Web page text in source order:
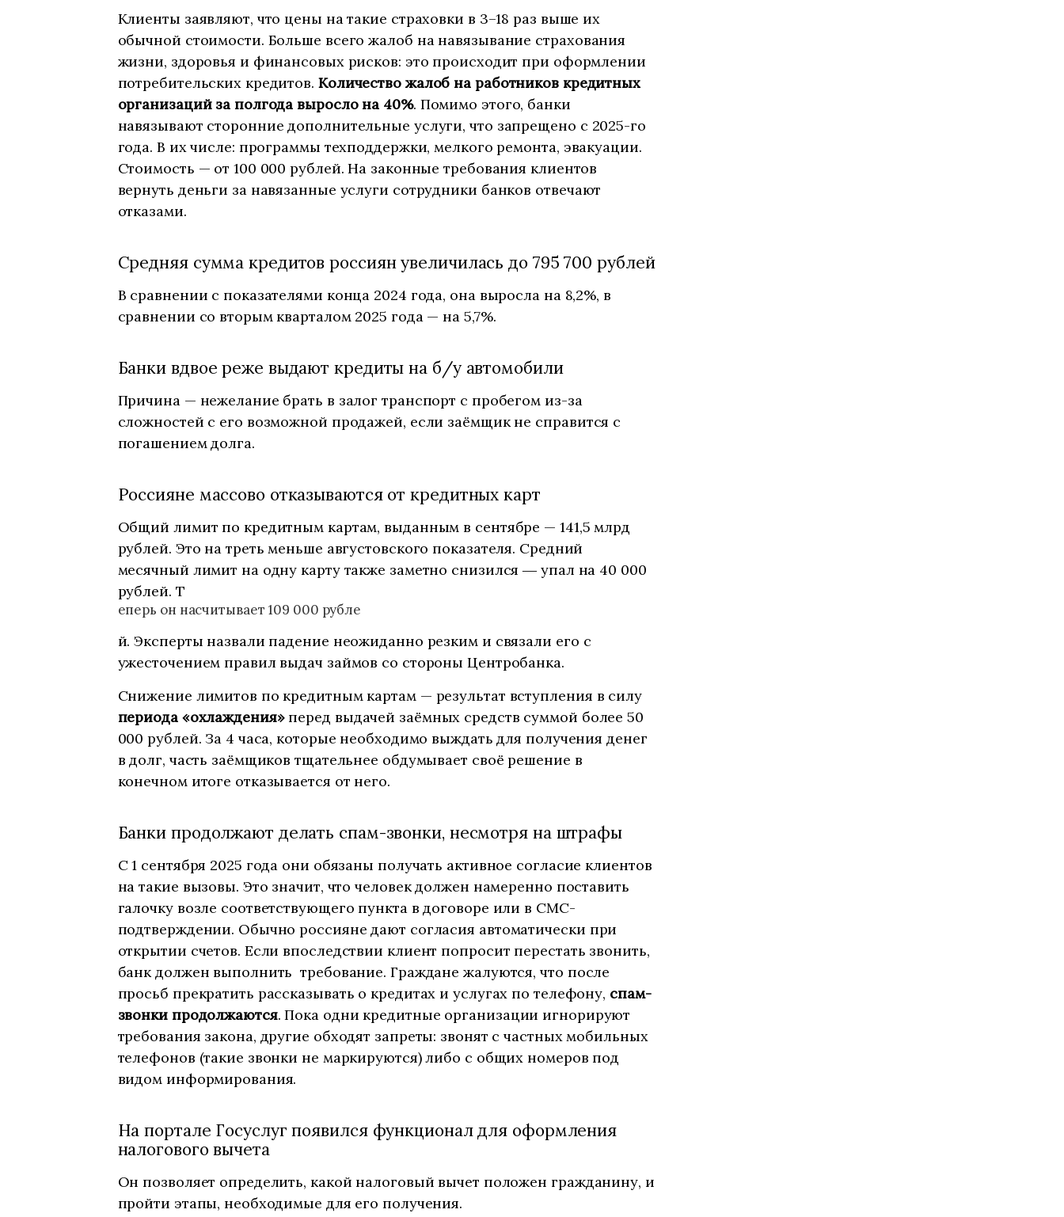
Клиенты заявляют, что цены на такие страховки в 3–18 раз выше их
обычной стоимости. Больше всего жалоб на навязывание страхования
жизни, здоровья и финансовых рисков: это происходит при оформлении
потребительских кредитов. Количество жалоб на работников кредитных
организаций за полгода выросло на 40%. Помимо этого, банки
навязывают сторонние дополнительные услуги, что запрещено с 2025-го
года. В их числе: программы техподдержки, мелкого ремонта, эвакуации.
Стоимость — от 100 000 рублей. На законные требования клиентов
вернуть деньги за навязанные услуги сотрудники банков отвечают
отказами.
Средняя сумма кредитов россиян увеличилась до 795 700 рублей
В сравнении с показателями конца 2024 года, она выросла на 8,2%, в
сравнении со вторым кварталом 2025 года — на 5,7%.
Банки вдвое реже выдают кредиты на б/у автомобили
Причина — нежелание брать в залог транспорт с пробегом из-за
сложностей с его возможной продажей, если заёмщик не справится с
погашением долга.
Россияне массово отказываются от кредитных карт
Общий лимит по кредитным картам, выданным в сентябре — 141,5 млрд
рублей. Это на треть меньше августовского показателя. Средний
месячный лимит на одну карту также заметно снизился ― упал на 40 000
рублей. Т
еперь он насчитывает 109 000 рубле
й. Эксперты назвали падение неожиданно резким и связали его с
ужесточением правил выдач займов со стороны Центробанка.
Снижение лимитов по кредитным картам — результат вступления в силу
периода «охлаждения» перед выдачей заёмных средств суммой более 50
000 рублей. За 4 часа, которые необходимо выждать для получения денег
в долг, часть заёмщиков тщательнее обдумывает своё решение в
конечном итоге отказывается от него.
Банки продолжают делать спам-звонки, несмотря на штрафы
С 1 сентября 2025 года они обязаны получать активное согласие клиентов
на такие вызовы. Это значит, что человек должен намеренно поставить
галочку возле соответствующего пункта в договоре или в СМС-
подтверждении. Обычно россияне дают согласия автоматически при
открытии счетов. Если впоследствии клиент попросит перестать звонить,
банк должен выполнить требование. Граждане жалуются, что после
просьб прекратить рассказывать о кредитах и услугах по телефону, спам-
звонки продолжаются. Пока одни кредитные организации игнорируют
требования закона, другие обходят запреты: звонят с частных мобильных
телефонов (такие звонки не маркируются) либо с общих номеров под
видом информирования.
На портале Госуслуг появился функционал для оформления
налогового вычета
Он позволяет определить, какой налоговый вычет положен гражданину, и
пройти этапы, необходимые для его получения.